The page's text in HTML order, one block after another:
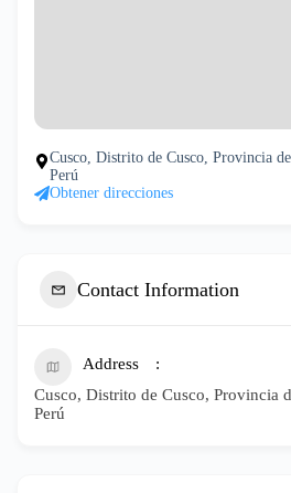
Cusco, Distrito de Cusco, Provincia
Perú
Obtener direcciones
Contact Information
Address
Cusco, Distrito de Cusco, Provincia
Perú